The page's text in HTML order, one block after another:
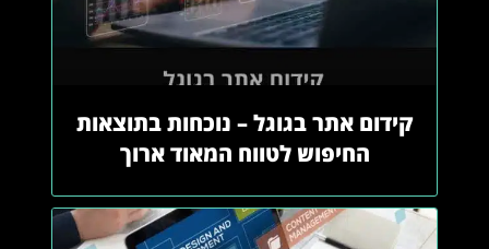
קידום אתר בגוגל – נוכחות בתוצאות
החיפוש לטווח המאוד ארוך